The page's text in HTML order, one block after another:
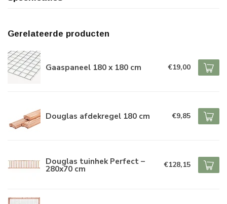
Gerelateerde producten
Gaaspaneel 180 x 180 cm €19,00
Douglas afdekregel 180 cm €9,85
Douglas tuinhek Perfect –
280x70 cm €128,15